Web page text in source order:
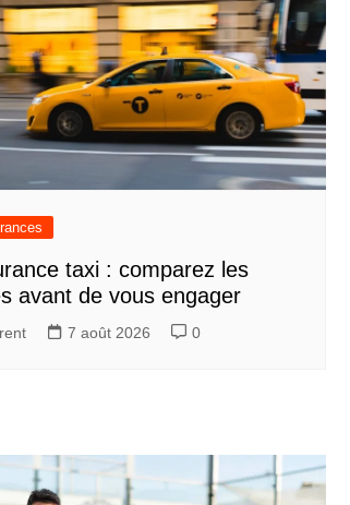
taxi : comparez les
avant de vous engager
7 août 2026 0